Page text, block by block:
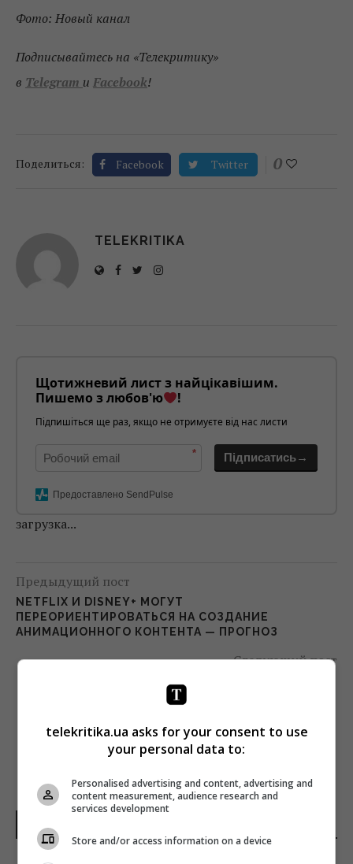
Фото: Новый канал
Подписывайтесь на «Телекритику»
в Telegram и Facebook!
Поделиться: Facebook Twitter 0
TELEKRITIKA
Щотижневий лист з найцікавішим.
Пишемо з любов'ю
!
Підпишіться ще раз, якщо не отримуєте від нас листи
* Підписатись→
Предоставлено SendPulse
загрузка...
Предыдущий пост
NETFLIX И DISNEY+ МОГУТ
ПЕРЕОРИЕНТИРОВАТЬСЯ НА СОЗДАНИЕ
АНИМАЦИОННОГО КОНТЕНТА — ПРОГНОЗ
Следующий пост
telekritika.ua asks for your consent to use
your personal data to:
Personalised advertising and content, advertising and
content measurement, audience research and
services development
Store and/or access information on a device